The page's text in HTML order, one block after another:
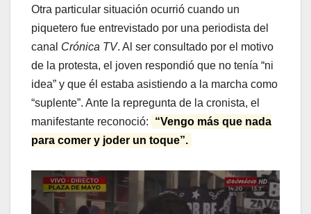
Otra particular situación ocurrió cuando un
piquetero fue entrevistado por una periodista del
canal Crónica TV. Al ser consultado por el motivo
de la protesta, el joven respondió que no tenía “ni
idea” y que él estaba asistiendo a la marcha como
“suplente”. Ante la repregunta de la cronista, el
manifestante reconoció:
“Vengo más que nada
para comer y joder un toque”.